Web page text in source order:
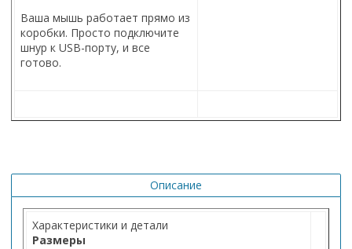
Ваша мышь работает прямо из
коробки. Просто подключите
шнур к USB-порту, и все
готово.
Описание
Характеристики и детали
Размеры